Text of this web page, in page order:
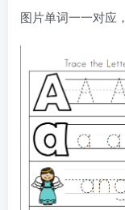
图片单词一一对应